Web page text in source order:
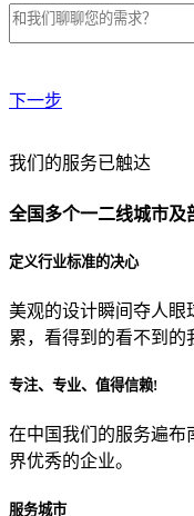
下一步
贵公司预算范围是？
贵公司的团队规模是？
目前主要的营销渠道是
我们的服务已触达
全国多个一二线城市及
定义行业标准的决心
美观的设计瞬间夺人眼
累，看得到的看不到的
专注、专业、值得信赖!
在中国我们的服务遍布
界优秀的企业。
服务城市